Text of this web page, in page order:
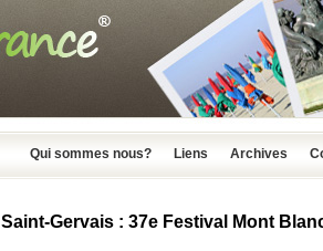
Qui sommes nous? Liens Archives
Saint-Gervais : 37e Festival Mont